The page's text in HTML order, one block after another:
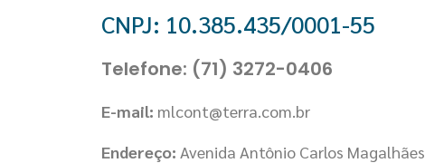
CNPJ: 10.385.435/0001-55
Telefone: (71) 3272-0406
E-mail: mlcont@terra.com.br
Endereço: Avenida Antônio Carlos